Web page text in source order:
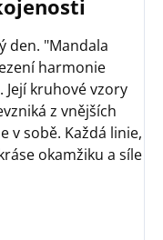
den. "Mandala
harmonie
kruhové vzory
z vnějších
v sobě. Každá linie,
okamžiku a síle